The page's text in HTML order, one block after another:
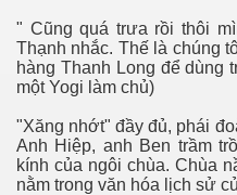
" Cũng quá trưa rồi thôi
Thạnh nhắc. Thế là chúng
hàng Thanh Long để dùng
một Yogi làm chủ)
"Xăng nhớt" đầy đủ, phái
Anh Hiệp, anh Ben trầm
kính của ngôi chùa. Chùa
nằm trong văn hóa lịch sử